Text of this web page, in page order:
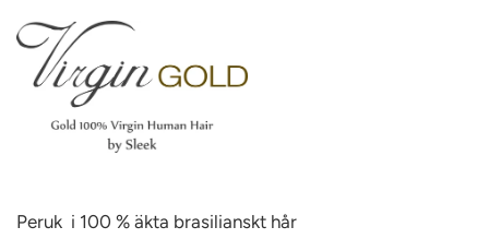
Peruk i 100 % äkta brasilianskt hår